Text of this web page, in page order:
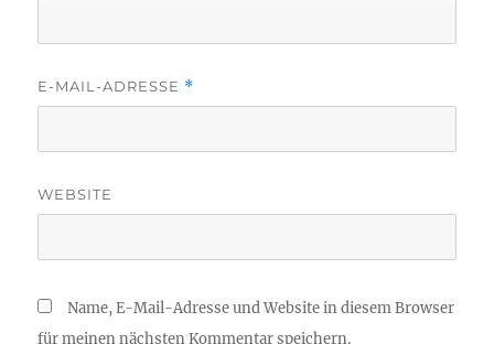
E-MAIL-ADRESSE *
WEBSITE
Name, E-Mail-Adresse und Website in diesem Browser
für meinen nächsten Kommentar speichern.